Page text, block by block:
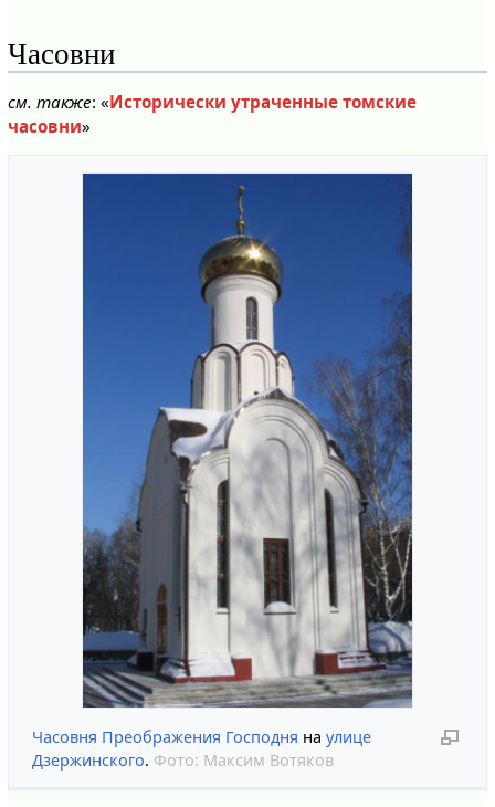
Часовни
см. также: «Исторически утраченные томские
часовни»
Часовня Преображения Господня наулице
Дзержинского. Фото: Максим Вотяков